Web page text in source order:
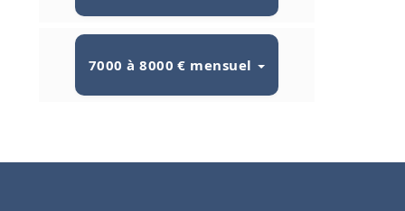
7000 à 8000 € mensuel